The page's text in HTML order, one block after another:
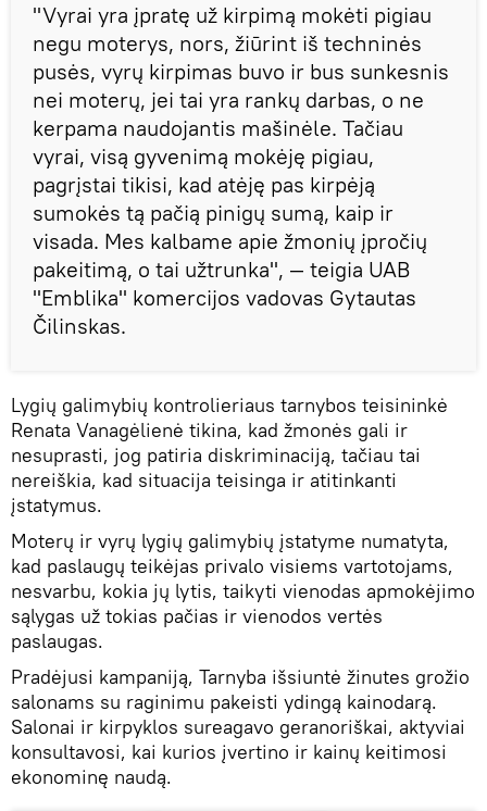
"Vyrai yra įpratę už kirpimą mokėti pigiau
negu moterys, nors, žiūrint iš techninės
pusės, vyrų kirpimas buvo ir bus sunkesnis
nei moterų, jei tai yra rankų darbas, o ne
kerpama naudojantis mašinėle. Tačiau
vyrai, visą gyvenimą mokėję pigiau,
pagrįstai tikisi, kad atėję pas kirpėją
sumokės tą pačią pinigų sumą, kaip ir
visada. Mes kalbame apie žmonių įpročių
pakeitimą, o tai užtrunka", — teigia UAB
"Emblika" komercijos vadovas Gytautas
Čilinskas.
Lygių galimybių kontrolieriaus tarnybos teisininkė
Renata Vanagėlienė tikina, kad žmonės gali ir
nesuprasti, jog patiria diskriminaciją, tačiau tai
nereiškia, kad situacija teisinga ir atitinkanti
įstatymus.
Moterų ir vyrų lygių galimybių įstatyme numatyta,
kad paslaugų teikėjas privalo visiems vartotojams,
nesvarbu, kokia jų lytis, taikyti vienodas apmokėjimo
sąlygas už tokias pačias ir vienodos vertės
paslaugas.
Pradėjusi kampaniją, Tarnyba išsiuntė žinutes grožio
salonams su raginimu pakeisti ydingą kainodarą.
Salonai ir kirpyklos sureagavo geranoriškai, aktyviai
konsultavosi, kai kurios įvertino ir kainų keitimosi
ekonominę naudą.